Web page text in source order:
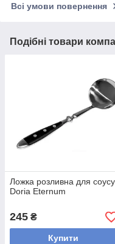
Всі умови повернення
Подібні товари
Ложка розливна для соусу
Doria Eternum
245 ₴
Купити